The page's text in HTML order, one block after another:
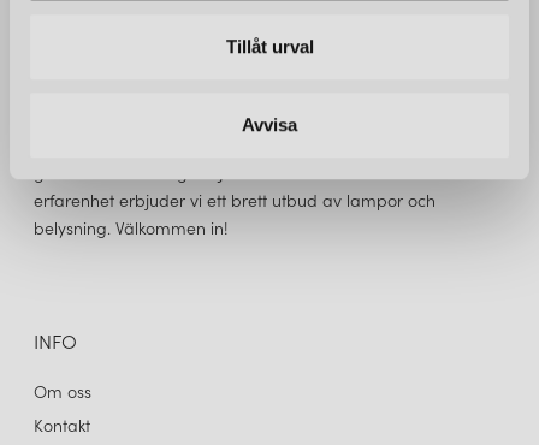
Tillåt urval
Avvisa
erfarenhet erbjuder vi ett brett utbud av lampor och
belysning. Välkommen in!
INFO
Om oss
Kontakt